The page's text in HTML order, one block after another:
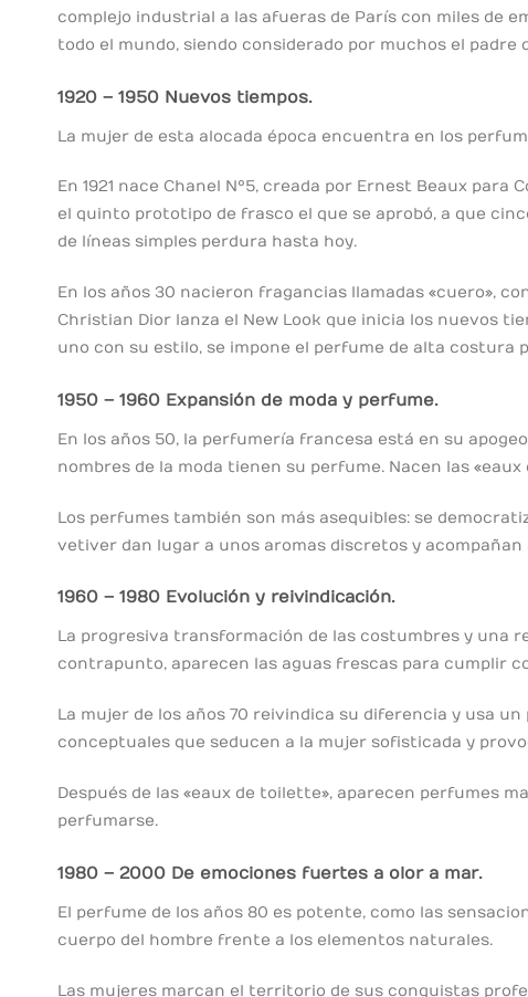
complejo industrial a las afueras de París con miles de
todo el mundo, siendo considerado por muchos el padre
1920 – 1950 Nuevos tiempos.
La mujer de esta alocada época encuentra en los
En 1921 nace Chanel Nº5, creada por Ernest Beaux
el quinto prototipo de frasco el que se aprobó, a que
de líneas simples perdura hasta hoy.
En los años 30 nacieron fragancias llamadas «cuero»,
Christian Dior lanza el New Look que inicia los nuevos
uno con su estilo, se impone el perfume de alta costura
1950 – 1960 Expansión de moda y perfume.
En los años 50, la perfumería francesa está en su
nombres de la moda tienen su perfume. Nacen las
Los perfumes también son más asequibles: se
vetiver dan lugar a unos aromas discretos y
1960 – 1980 Evolución y reivindicación.
La progresiva transformación de las costumbres y una
contrapunto, aparecen las aguas frescas para cumplir
La mujer de los años 70 reivindica su diferencia y usa
conceptuales que seducen a la mujer sofisticada y
Después de las «eaux de toilette», aparecen perfumes
perfumarse.
1980 – 2000 De emociones fuertes a olor a mar.
El perfume de los años 80 es potente, como las
cuerpo del hombre frente a los elementos naturales.
Las mujeres marcan el territorio de sus conquistas